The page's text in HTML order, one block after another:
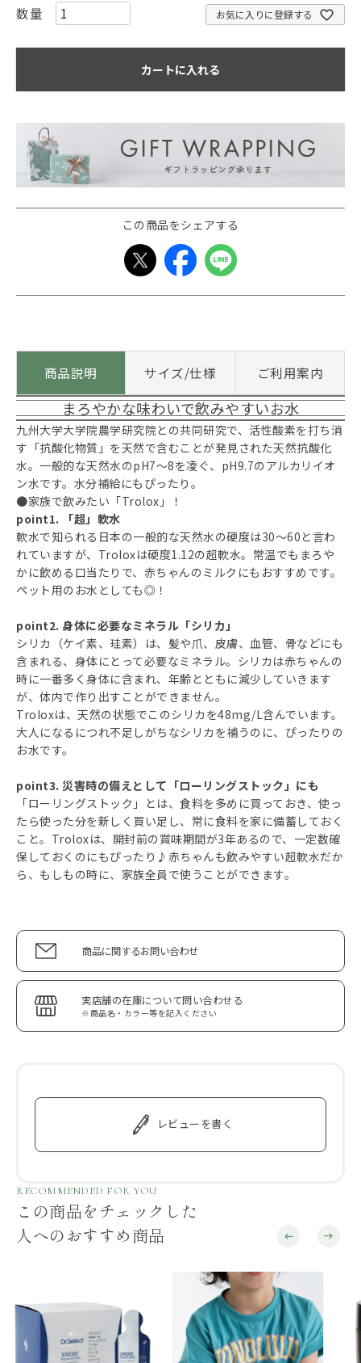
お気に入りに登録する
カートに入れる
この商品をシェアする
商品説明 サイズ/仕様 ご利用案内
まろやかな味わいで飲みやすいお水
九州大学大学院農学研究院との共同研究で、活性酸素を打ち消
す「抗酸化物質」を天然で含むことが発見された天然抗酸化
水。一般的な天然水のpH7～8を凌ぐ、pH9.7のアルカリイオ
ン水です。水分補給にもぴったり。
●家族で飲みたい「Trolox」！
point1. 「超」軟水
軟水で知られる日本の一般的な天然水の硬度は30～60と言わ
れていますが、Troloxは硬度1.12の超軟水。常温でもまろや
かに飲める口当たりで、赤ちゃんのミルクにもおすすめです。
ペット用のお水としても◎！
point2. 身体に必要なミネラル「シリカ」
シリカ（ケイ素、珪素）は、髪や爪、皮膚、血管、骨などにも
含まれる、身体にとって必要なミネラル。シリカは赤ちゃんの
時に一番多く身体に含まれ、年齢とともに減少していきます
が、体内で作り出すことができません。
Troloxは、天然の状態でこのシリカを48mg/L含んでいます。
大人になるにつれ不足しがちなシリカを補うのに、ぴったりの
お水です。
point3. 災害時の備えとして「ローリングストック」にも
「ローリングストック」とは、食料を多めに買っておき、使っ
たら使った分を新しく買い足し、常に食料を家に備蓄しておく
こと。Troloxは、開封前の賞味期間が3年あるので、一定数確
保しておくのにもぴったり♪赤ちゃんも飲みやすい超軟水だか
ら、もしもの時に、家族全員で使うことができます。
商品に関するお問い合わせ
実店舗の在庫について問い合わせる
※商品名・カラー等を記入ください
レビューを書く
RECOMMENDED FOR YOU
この商品をチェックした
人へのおすすめ商品